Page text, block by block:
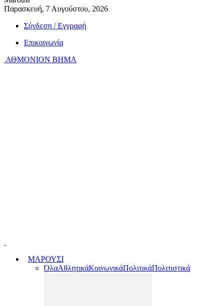
Παρασκευή, 7 Αυγούστου, 2026
Σύνδεση / Εγγραφή
Επικοινωνία
ΑΘΜΟΝΙΟΝ ΒΗΜΑ
ΜΑΡΟΥΣΙ
ΌλαΑθλητικάΚοινωνικάΠολιτικάΠολιτιστικά